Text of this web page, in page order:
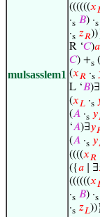
mulsasslem1
((((((𝑥
·s 𝐵) ·s
·s 𝑧𝑅
R ‘𝐶)𝑎
𝐶) +s
(𝑥𝑅 ·s
L ‘𝐵)∃
(𝑥𝐿 ·s
(𝐴 ·s 𝑦
‘𝐴)∃𝑦
(𝐴 ·s 𝑦
((((𝑥𝑅
({𝑎 ∣ ∃
((((((𝑥
·s 𝐵) ·s
·s 𝑧𝐿